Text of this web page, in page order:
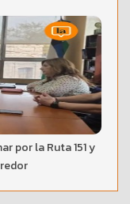
por la Ruta 151 y